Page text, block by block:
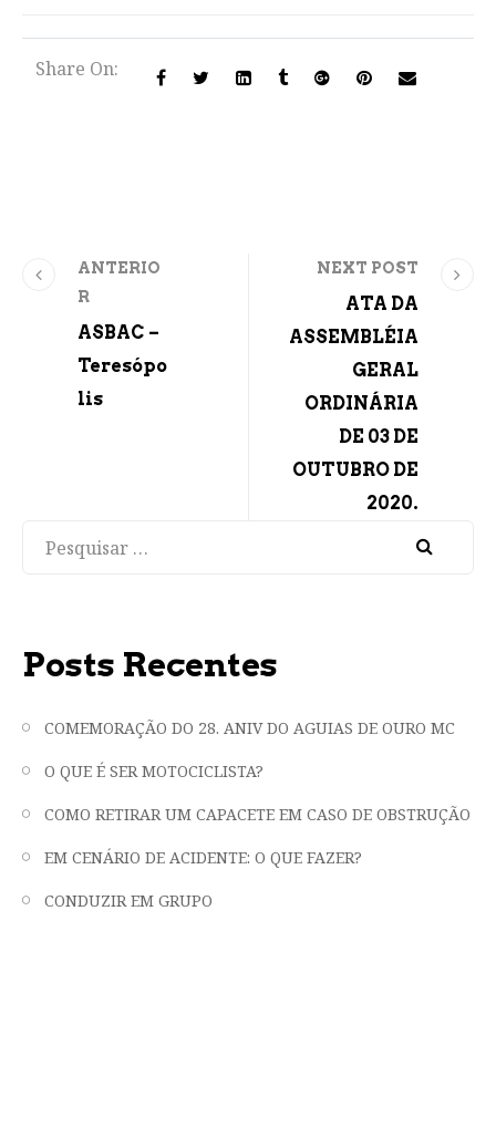
Share On:
ANTERIO
R
ASBAC –
Teresópo
lis
NEXT POST
ATA DA
ASSEMBLÉIA
GERAL
ORDINÁRIA
DE 03 DE
OUTUBRO DE
2020.
Posts Recentes
COMEMORAÇÃO DO 28. ANIV DO AGUIAS DE OURO MC
O QUE É SER MOTOCICLISTA?
COMO RETIRAR UM CAPACETE EM CASO DE OBSTRUÇÃO
EM CENÁRIO DE ACIDENTE: O QUE FAZER?
CONDUZIR EM GRUPO